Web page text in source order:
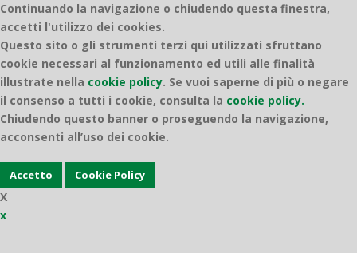
Continuando la navigazione o chiudendo questa finestra,
accetti l'utilizzo dei cookies.
Questo sito o gli strumenti terzi qui utilizzati sfruttano
cookie necessari al funzionamento ed utili alle finalità
illustrate nella cookie policy. Se vuoi saperne di più o negare
il consenso a tutti i cookie, consulta la cookie policy.
Chiudendo questo banner o proseguendo la navigazione,
acconsenti all’uso dei cookie.
Accetto Cookie Policy
X
x